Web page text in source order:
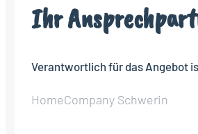
Ihr
Verantwortlich für das Angebot
HomeCompany Schwerin